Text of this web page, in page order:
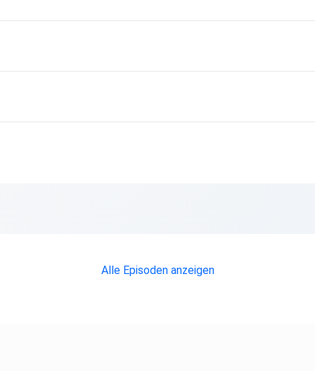
vom
der
Alle Episoden anzeigen